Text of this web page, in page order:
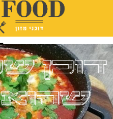
דוכן